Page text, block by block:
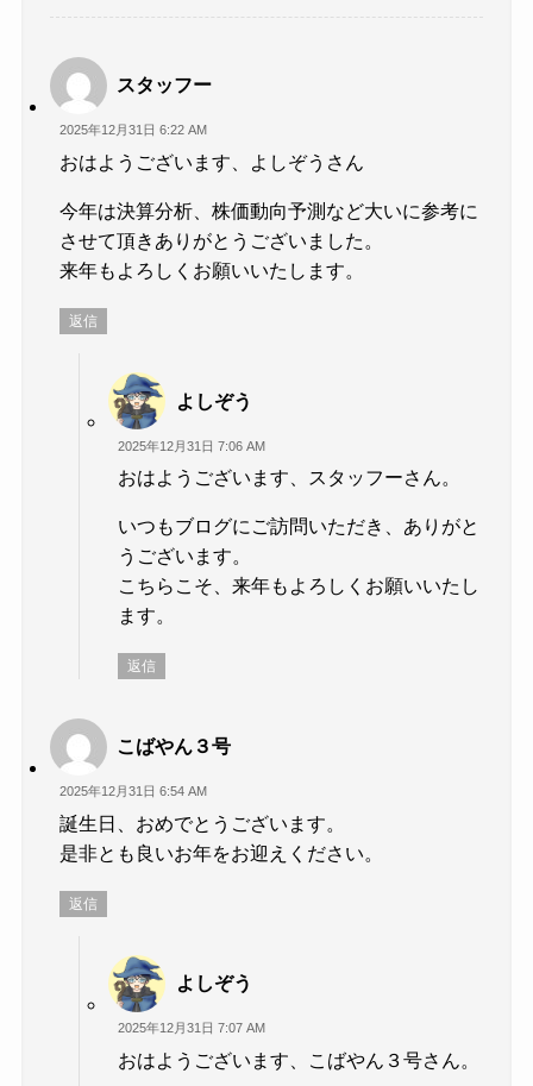
スタッフー
2025年12月31日 6:22 AM
おはようございます、よしぞうさん
今年は決算分析、株価動向予測など大いに参考に
させて頂きありがとうございました。
来年もよろしくお願いいたします。
返信
よしぞう
2025年12月31日 7:06 AM
おはようございます、スタッフーさん。
いつもブログにご訪問いただき、ありがと
うございます。
こちらこそ、来年もよろしくお願いいたし
ます。
返信
こばやん３号
2025年12月31日 6:54 AM
誕生日、おめでとうございます。
是非とも良いお年をお迎えください。
返信
よしぞう
2025年12月31日 7:07 AM
おはようございます、こばやん３号さん。